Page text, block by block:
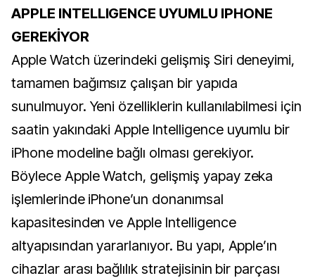
APPLE INTELLIGENCE UYUMLU IPHONE
GEREKİYOR
Apple Watch üzerindeki gelişmiş Siri deneyimi,
tamamen bağımsız çalışan bir yapıda
sunulmuyor. Yeni özelliklerin kullanılabilmesi için
saatin yakındaki Apple Intelligence uyumlu bir
iPhone modeline bağlı olması gerekiyor.
Böylece Apple Watch, gelişmiş yapay zeka
işlemlerinde iPhone’un donanımsal
kapasitesinden ve Apple Intelligence
altyapısından yararlanıyor. Bu yapı, Apple’ın
cihazlar arası bağlılık stratejisinin bir parçası